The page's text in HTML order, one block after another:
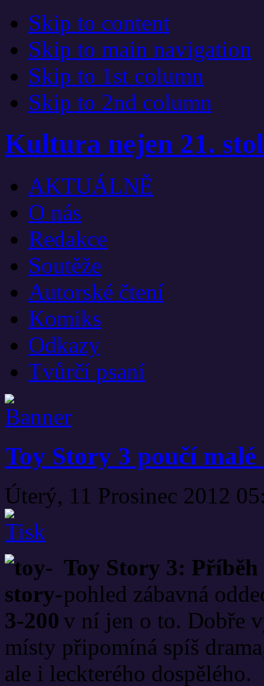
Skip to content
Skip to main navigation
Skip to 1st column
Skip to 2nd column
Kultura nejen 21.
AKTUÁLNĚ
O nás
Redakce
Soutěže
Autorské čtení
Komiks
Odkazy
Tvůrčí psaní
Toy Story 3 poučí malé
Úterý, 11 Prosinec 2012
Toy Story 3: Příběh
pohled zábavná
v ní jen o to. Dobře
místy připomíná spíš
ale i leckterého dospělého.